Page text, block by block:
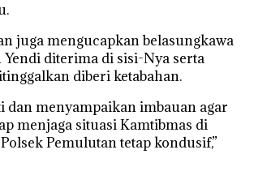
juga mengucapkan belasungkawa
diterima di sisi-Nya serta
diberi ketabahan.
dan menyampaikan imbauan agar
menjaga situasi Kamtibmas di
Pemulutan tetap kondusif,”